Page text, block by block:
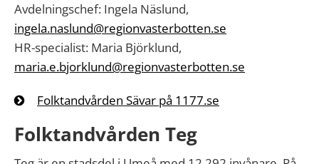
Avdelningschef: Ingela Näslund,
ingela.naslund@regionvasterbotten.se
HR-specialist: Maria Björklund,
maria.e.bjorklund@regionvasterbotten.se
Folktandvården Sävar på 1177.se
Folktandvården Teg